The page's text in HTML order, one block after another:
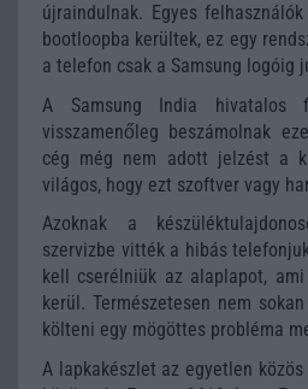
újraindulnak. Egyes
bootloopba kerültek, ez egy
a telefon csak a Samsung logóig
A Samsung India hivatalos
visszamenőleg beszámolnak
cég még nem adott jelzést a
világos, hogy ezt szoftver vagy
Azoknak a
szervizbe vitték a hibás
kell cserélniük az alaplapot,
kerül. Természetesen nem
költeni egy mögöttes probléma
A lapkakészlet az egyetlen